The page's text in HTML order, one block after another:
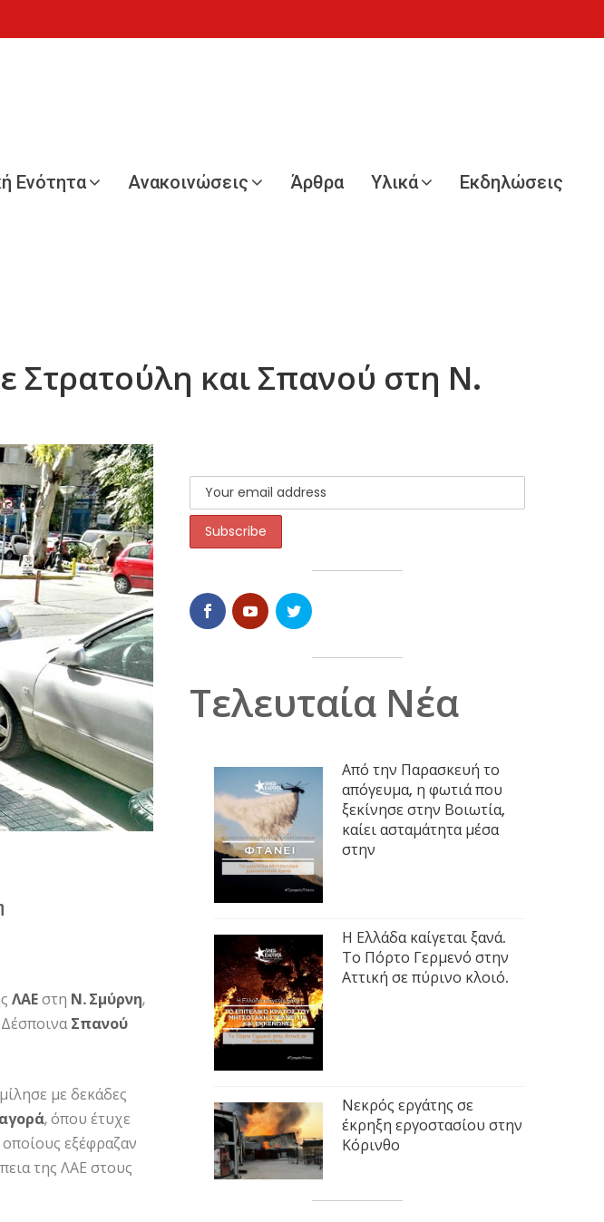
Ενότητα Ανακοινώσεις Άρθρα Υλικά Εκδηλώσεις
Στρατούλη και Σπανού στη Ν.
ΛΑΕστη Ν. Σμύρνη,
ΔέσποιναΣπανού
με δεκάδες
, όπου έτυχε
εξέφραζαν
της ΛΑΕ στους
Τελευταία Νέα
Από την Παρασκευή το
απόγευμα, η φωτιά που
ξεκίνησε στην Βοιωτία,
καίει ασταμάτητα μέσα
στην
Η Ελλάδα καίγεται ξανά.
Το Πόρτο Γερμενό στην
Αττική σε πύρινο κλοιό.
Νεκρός εργάτης σε
έκρηξη εργοστασίου στην
Κόρινθο